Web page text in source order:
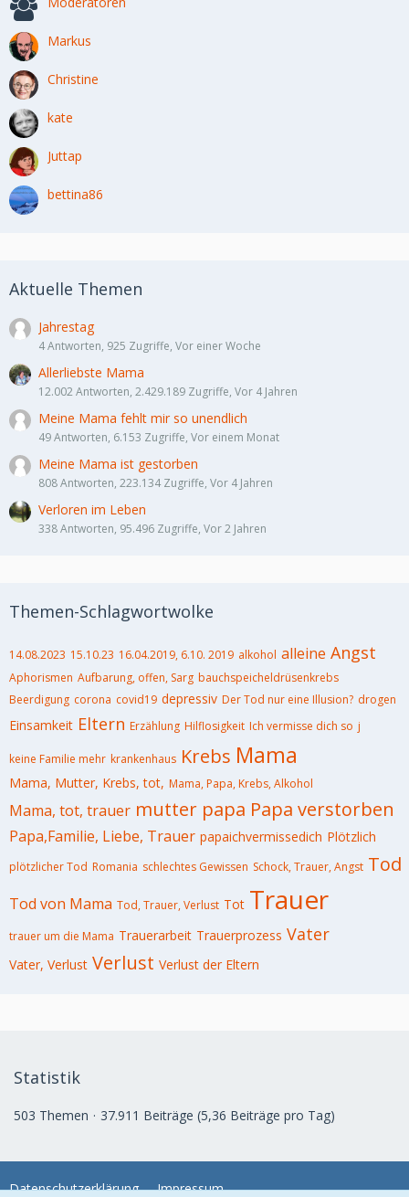
Markus
Christine
kate
Juttap
bettina86
Aktuelle Themen
Jahrestag
4 Antworten, 925 Zugriffe, Vor einer Woche
Allerliebste Mama
12.002 Antworten, 2.429.189 Zugriffe, Vor 4 Jahren
Meine Mama fehlt mir so unendlich
49 Antworten, 6.153 Zugriffe, Vor einem Monat
Meine Mama ist gestorben
808 Antworten, 223.134 Zugriffe, Vor 4 Jahren
Verloren im Leben
338 Antworten, 95.496 Zugriffe, Vor 2 Jahren
Themen-Schlagwortwolke
14.08.2023 15.10.23 16.04.2019, 6.10. 2019 alkohol alleine Angst
Aphorismen Aufbarung, offen, Sarg bauchspeicheldrüsenkrebs
Beerdigung corona covid19 depressiv Der Tod nur eine Illusion? drogen
Einsamkeit Eltern Erzählung Hilflosigkeit Ich vermisse dich so j
keine Familie mehr krankenhaus Krebs Mama
Mama, Mutter, Krebs, tot, Mama, Papa, Krebs, Alkohol
Mama, tot, trauer mutter papa Papa verstorben
Papa,Familie, Liebe, Trauer papaichvermissedich Plötzlich
plötzlicher Tod Romania schlechtes Gewissen Schock, Trauer, Angst Tod
Tod von Mama Tod, Trauer, Verlust Tot Trauer
trauer um die Mama Trauerarbeit Trauerprozess Vater
Vater, Verlust Verlust Verlust der Eltern
Statistik
503 Themen 37.911 Beiträge (5,36 Beiträge pro Tag)
Datenschutzerklärung Impressum